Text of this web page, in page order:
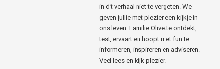
in dit verhaal niet te vergeten. We
geven jullie met plezier een kijkje in
ons leven. Familie Olivette ontdekt,
test, ervaart en hoopt met fun te
informeren, inspireren en adviseren.
Veel lees en kijk plezier.